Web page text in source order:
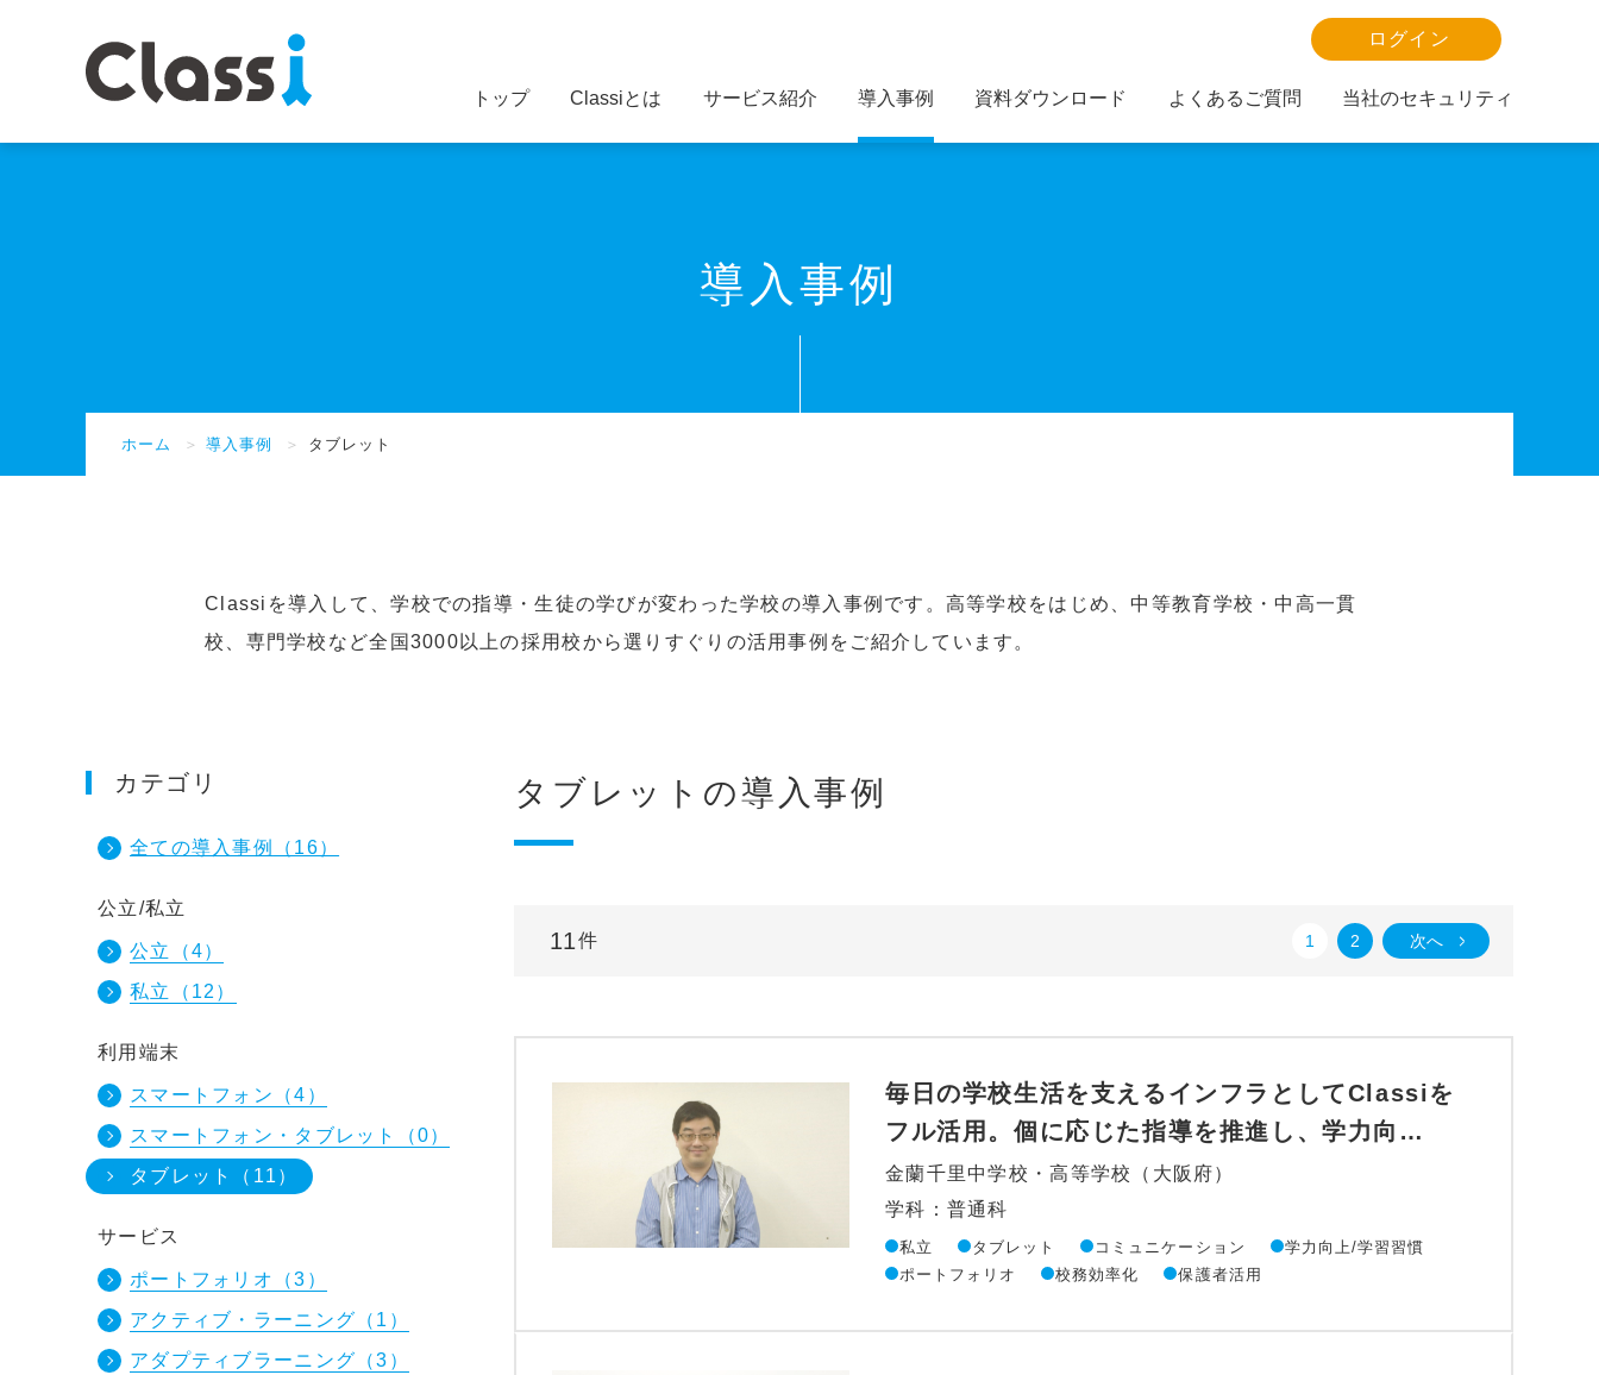
ログイン
トップ Classiとは サービス紹介 導入事例 資料ダウンロード よくあるご質問 当社のセキュリティ
導入事例
ホーム ＞導入事例 ＞ タブレット
Classiを導入して、学校での指導・生徒の学びが変わった学校の導入事例です。高等学校をはじめ、中等教育学校・中高一貫
校、専門学校など全国3000以上の採用校から選りすぐりの活用事例をご紹介しています。
カテゴリ
全ての導入事例 （16）
公立/私立
公立
（4）
私立
（12）
利用端末
スマートフォン
（4）
スマートフォン・タブレット
（0）
タブレット
（11）
サービス
ポートフォリオ
（3）
アクティブ・ラーニング （1）
アダプティブラーニング （3）
タブレットの導入事例
11件 1 2 次へ
毎日の学校生活を支えるインフラとしてClassiを
フル活用。個に応じた指導を推進し、学力向…
金蘭千里中学校・高等学校（大阪府）
学科：普通科
私立 タブレット コミュニケーション
学力向上/学習習慣
ポートフォリオ
校務効率化 保護者活用